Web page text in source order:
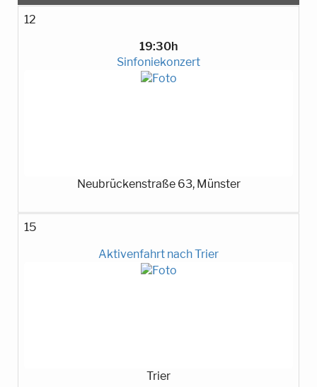
12
19:30h
Sinfoniekonzert
Neubrückenstraße 63, Münster
15
Aktivenfahrt nach Trier
Trier